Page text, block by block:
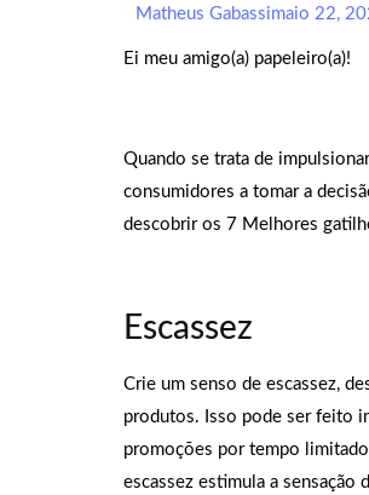
Matheus Gabassimaio 22,
Ei meu amigo(a) papeleiro(a)!
Quando se trata de
consumidores a tomar a
descobrir os 7 Melhores
Escassez
Crie um senso de escassez,
produtos. Isso pode ser feito
promoções por tempo
escassez estimula a sensação